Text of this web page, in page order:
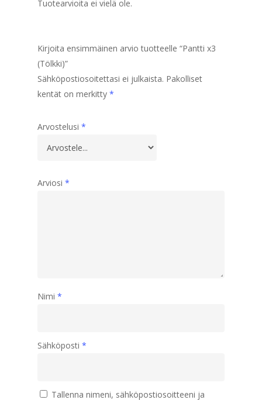
Tuotearvioita ei vielä ole.
Kirjoita ensimmäinen arvio tuotteelle “Pantti x3
(Tölkki)”
Sähköpostiosoitettasi ei julkaista. Pakolliset
kentät on merkitty *
Arvostelusi *
Arviosi *
Nimi *
Sähköposti *
Tallenna nimeni, sähköpostiosoitteeni ja